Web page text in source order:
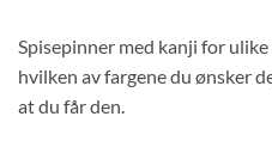
Spisepinner med kanji for
hvilken av fargene du ønsker
at du får den.